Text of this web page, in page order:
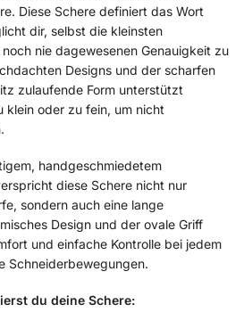
Diese Schere definiert das Wort
dir, selbst die kleinsten
nie dagewesenen Genauigkeit zu
Designs und der scharfen
zulaufende Form unterstützt
klein oder zu fein, um nicht
handgeschmiedetem
diese Schere nicht nur
sondern auch eine lange
Design und der ovale Griff
und einfache Kontrolle bei jedem
Schneiderbewegungen.
du deine Schere: